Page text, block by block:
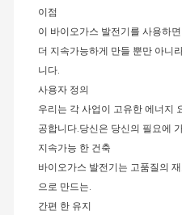
이점
이 바이오가스 발전기를 사용하
더 지속가능하게 만들 뿐만 아니
니다.
사용자 정의
우리는 각 사업이 고유한 에너지
공합니다.당신은 당신의 필요에
지속가능 한 건축
바이오가스 발전기는 고품질의
으로 만드는.
간편 한 유지